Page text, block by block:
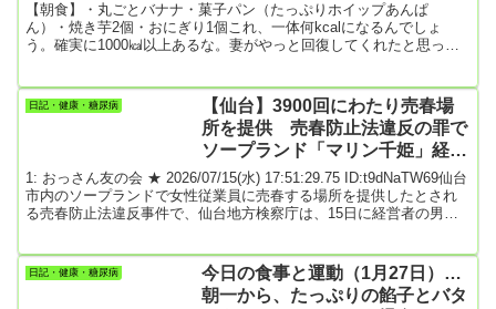
【朝食】・丸ごとバナナ・菓子パン（たっぷりホイップあんぱ
ん）・焼き芋2個・おにぎり1個これ、一体何kcalになるんでしょ
う。確実に1000㎉以上あるな。妻がやっと回復してくれたと思って
ントラーメン・ゆで卵2個・キャベツとリンゴのサラダ・おにぎり１
個・焼き芋1個今日も妻の体調が恢復しなかった。コロナワクチンの
副反応って、1週間もたってから起こるものなの？ワクチン接種して
日記・健康・糖尿病
【仙台】3900回にわたり売春場
所を提供 売春防止法違反の罪で
ソープランド「マリン千姫」経営
者ら3人を起訴
1: おっさん友の会 ★ 2026/07/15(水) 17:51:29.75 ID:t9dNaTW69仙台
市内のソープランドで女性従業員に売春する場所を提供したとされ
る売春防止法違反事件で、仙台地方検察庁は、15日に経営者の男ら3
長の被告（48）ら3人です。（略）経営会社役員の被告が業務全般を
統括管理し、元店長の被告が店長として採用や従業員の管理などを
担当していたということで...
日記・健康・糖尿病
今日の食事と運動（1月27日）…
朝一から、たっぷりの餡子とバタ